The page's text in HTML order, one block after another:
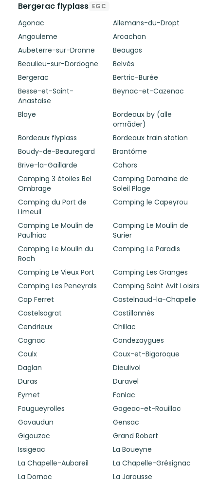
Bergerac flyplass EGC
Agonac
Allemans-du-Dropt
Angouleme
Arcachon
Aubeterre-sur-Dronne
Beaugas
Beaulieu-sur-Dordogne
Belvès
Bergerac
Bertric-Burée
Besse-et-Saint-
Anastaise
Beynac-et-Cazenac
Blaye
Bordeaux by (alle
områder)
Bordeaux flyplass
Bordeaux train station
Boudy-de-Beauregard
Brantôme
Brive-la-Gaillarde
Cahors
Camping 3 étoiles Bel
Ombrage
Camping Domaine de
Soleil Plage
Camping du Port de
Limeuil
Camping le Capeyrou
Camping Le Moulin de
Paulhiac
Camping Le Moulin de
Surier
Camping Le Moulin du
Roch
Camping Le Paradis
Camping Le Vieux Port
Camping Les Granges
Camping Les Peneyrals
Camping Saint Avit Loisirs
Cap Ferret
Castelnaud-la-Chapelle
Castelsagrat
Castillonnès
Cendrieux
Chillac
Cognac
Condezaygues
Coulx
Coux-et-Bigaroque
Daglan
Dieulivol
Duras
Duravel
Eymet
Fanlac
Fougueyrolles
Gageac-et-Rouillac
Gavaudun
Gensac
Gigouzac
Grand Robert
Issigeac
La Boueyne
La Chapelle-Aubareil
La Chapelle-Grésignac
La Dornac
La Jarousse